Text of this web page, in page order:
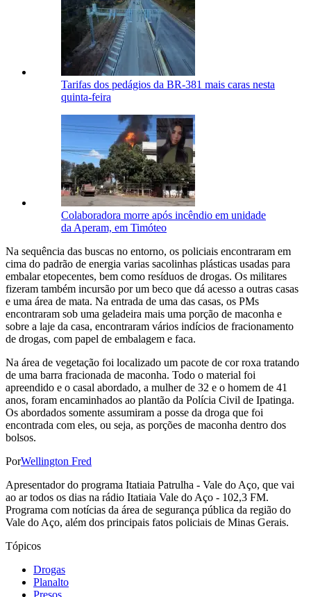
Tarifas dos pedágios da BR-381 mais caras nesta
quinta-feira
Colaboradora morre após incêndio em unidade
da Aperam, em Timóteo
Na sequência das buscas no entorno, os policiais encontraram em
cima do padrão de energia varias sacolinhas plásticas usadas para
embalar etopecentes, bem como resíduos de drogas. Os militares
fizeram também incursão por um beco que dá acesso a outras casas
e uma área de mata. Na entrada de uma das casas, os PMs
encontraram sob uma geladeira mais uma porção de maconha e
sobre a laje da casa, encontraram vários indícios de fracionamento
de drogas, com papel de embalagem e faca.
Na área de vegetação foi localizado um pacote de cor roxa tratando
de uma barra fracionada de maconha. Todo o material foi
apreendido e o casal abordado, a mulher de 32 e o homem de 41
anos, foram encaminhados ao plantão da Polícia Civil de Ipatinga.
Os abordados somente assumiram a posse da droga que foi
encontrada com eles, ou seja, as porções de maconha dentro dos
bolsos.
PorWellington Fred
Apresentador do programa Itatiaia Patrulha - Vale do Aço, que vai
ao ar todos os dias na rádio Itatiaia Vale do Aço - 102,3 FM.
Programa com notícias da área de segurança pública da região do
Vale do Aço, além dos principais fatos policiais de Minas Gerais.
Tópicos
Drogas
Planalto